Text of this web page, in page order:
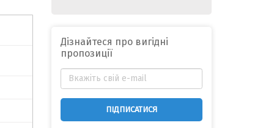
Дізнайтеся про вигідні
пропозиції
ПІДПИСАТИСЯ